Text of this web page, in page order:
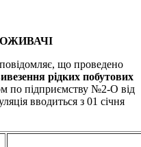
що проведено
зення рідких побутових
по підприємству №2-О від
вводиться з 01 січня